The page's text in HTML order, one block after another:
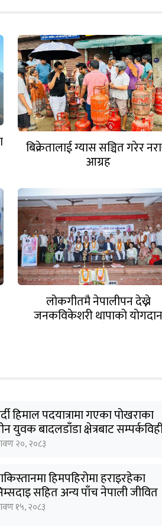
बिक्रेतालाई ग्यास सञ्चित गरेर
आग्रह
लोकगीतमै नेपालीपन देख्ने
जनकविकेशरी थापाको
अविष्मरणीयः प्रदेश प्रमुख भट्ट
हिमाल पदयात्रामा गएका पोखराका
युवक बादलडाँडा क्षेत्रबाट
२०, २०८३
हिमपहिरोमा हराइरहेका
सहित अन्य पाँच नेपाली जीवित
आशा कमजोर, युक्तको शव
१५, २०८३